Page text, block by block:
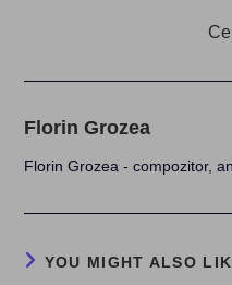
Florin Grozea
Florin Grozea - compozitor,
YOU MIGHT ALSO